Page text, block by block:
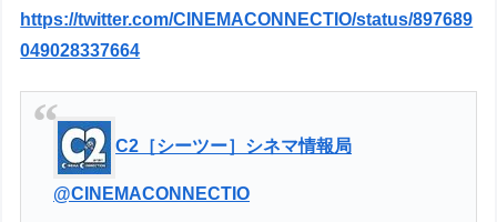
https://twitter.com/CINEMACONNECTIO/status/897689
049028337664
C2［シーツー］シネマ情報局
@CINEMACONNECTIO